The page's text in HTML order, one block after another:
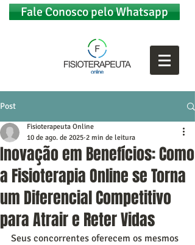
Fale Conosco pelo Whatsapp
Post
Inovação em Benefícios: Como
a Fisioterapia Online se Torna
um Diferencial Competitivo
para Atrair e Reter Vidas
Fisioterapeuta Online
10 de ago. de 2025 2 min de leitura
Seus concorrentes oferecem os mesmos